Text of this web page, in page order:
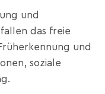
und
das freie
und
soziale